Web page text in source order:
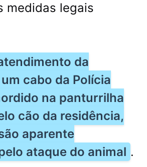
medidas legais
da
cabo da Polícia
na panturrilha
cão da residência,
aparente
ataque do animal .